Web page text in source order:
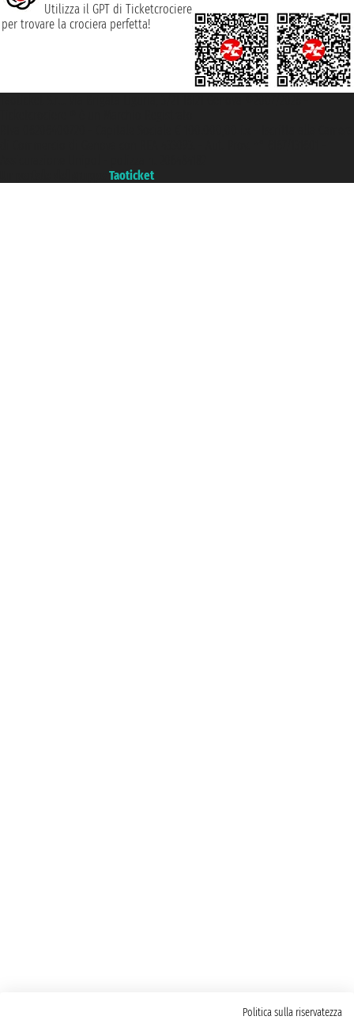
Utilizza il GPT di Ticketcrociere
per trovare la crociera perfetta!
Taoticket
Politica sulla riservatezza